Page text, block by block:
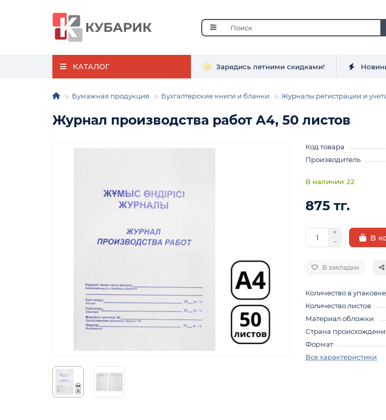
КАТАЛОГ Зарядись летними скидками!
Бумажная продукция Бухгалтерские книги и бланки Журналы регистрации и
Журнал производства работ А4, 50 листов
Код товара
Производитель
22
875 тг.
В
В закладки
Количество в упаковке
Количество листов
Материал обложки
Страна
Формат
Все характеристики